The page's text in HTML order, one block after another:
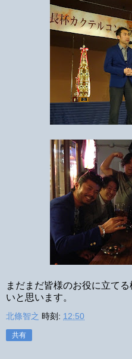
まだまだ皆様のお役に立て
いと思います。
北條智之 時刻: 12:50
共有